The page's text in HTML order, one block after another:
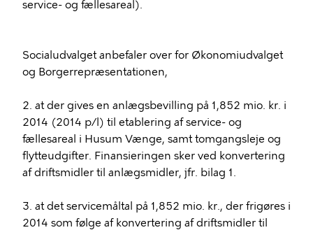
service- og fællesareal).
Socialudvalget anbefaler over for Økonomiudvalget
og Borgerrepræsentationen,
2. at der gives en anlægsbevilling på 1,852 mio. kr. i
2014 (2014 p/l) til etablering af service- og
fællesareal i Husum Vænge, samt tomgangsleje og
flytteudgifter. Finansieringen sker ved konvertering
af driftsmidler til anlægsmidler, jfr. bilag 1.
3. at det servicemåltal på 1,852 mio. kr., der frigøres i
2014 som følge af konvertering af driftsmidler til